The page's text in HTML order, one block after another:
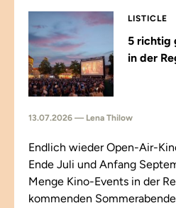
LISTICLE
5 richtig
in der
13.07.2026 — Lena Thilow
Endlich wieder Open-Air-
Ende Juli und Anfang
Menge Kino-Events in der
kommenden